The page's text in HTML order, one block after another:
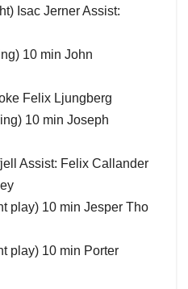
Isac Jerner Assist:
10 min John
Felix Ljungberg
10 min Joseph
Assist: Felix Callander
play) 10 min Jesper Tho
play) 10 min Porter